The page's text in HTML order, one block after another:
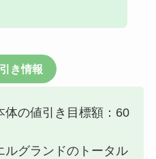
き情報
体の値引き目標額：60
ルグランドのトータル